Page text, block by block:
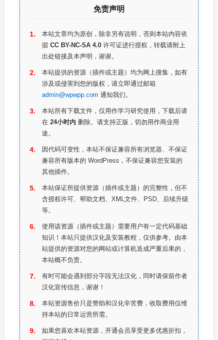
免责声明
本站文章均为原创，除非另有说明，否则本站内容依
据 CC BY-NC-SA 4.0 许可证进行授权，转载请附上
出处链接及本声明，谢谢。
本站提供的资源（插件或主题）均为网上搜集，如有
涉及或侵害到您的版权，请立即通过邮箱
admin@wpwpp.com 通知我们。
本站所有下载文件，仅用作学习研究使用，下载后请
在 24小时内 删除。请支持正版，切勿用作商业用
途。
因代码可变性，本站不保证兼容所有浏览器、不保证
兼容所有版本的 WordPress，不保证兼容您安装的
其他插件。
本站保证所提供资源（插件或主题）的完整性，但不
含授权许可、帮助文档、XML文件、PSD、后续升级
等。
使用该资源（插件或主题）需要用户有一定代码基础
知识！本站只提供汉化及安装教程，仅供参考。由本
站提供的资源对您的网站或计算机造成严重后果的，
本站概不负责。
有时可能会遇到部分字段无法汉化，同时请保留作者
汉化宣传信息，谢谢！
本站资源售价只是赞助和汉化辛苦费，收取费用仅维
持本站的日常运营所需。
如果您喜欢本站资源，开通会员享受更多优惠折扣，